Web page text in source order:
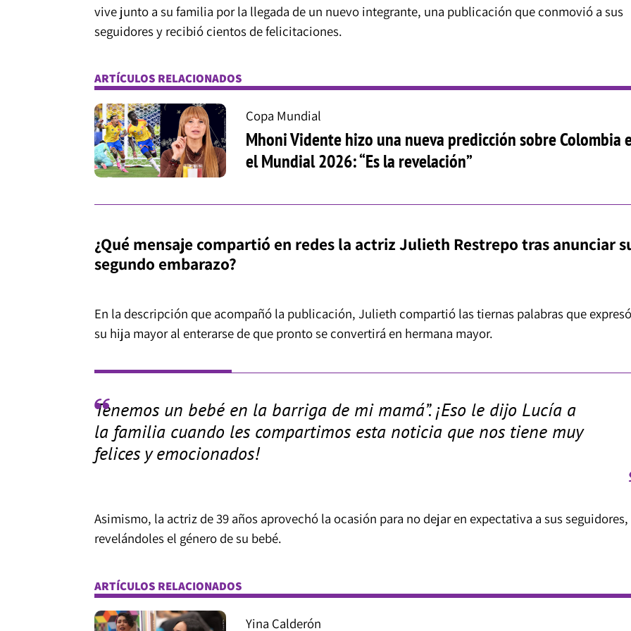
vive junto a su familia por la llegada de un nuevo integrante, una publicación que conmovió a sus
seguidores y recibió cientos de felicitaciones.
ARTÍCULOS RELACIONADOS
Copa Mundial
Mhoni Vidente hizo una nueva predicción sobre Colombia
el Mundial 2026: “Es la revelación”
¿Qué mensaje compartió en redes la actriz Julieth Restrepo tras anunciar
segundo embarazo?
En la descripción que acompañó la publicación, Julieth compartió las tiernas palabras que expresó
su hija mayor al enterarse de que pronto se convertirá en hermana mayor.
Tenemos un bebé en la barriga de mi mamá”. ¡Eso le dijo Lucía a
la familia cuando les compartimos esta noticia que nos tiene muy
felices y emocionados!
Asimismo, la actriz de 39 años aprovechó la ocasión para no dejar en expectativa a sus seguidores,
revelándoles el género de su bebé.
ARTÍCULOS RELACIONADOS
Yina Calderón